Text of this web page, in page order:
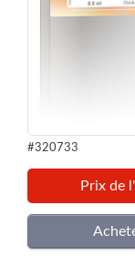
#320733
Prix de